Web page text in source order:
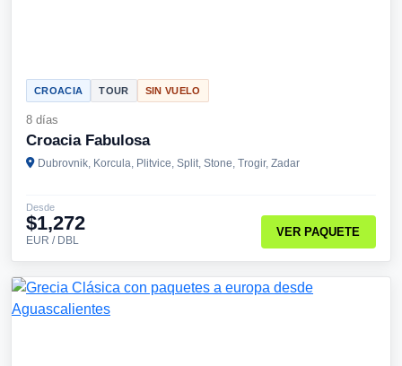
CROACIA TOUR SIN VUELO
8 días
Croacia Fabulosa
Dubrovnik, Korcula, Plitvice, Split, Stone, Trogir, Zadar
Desde
$1,272
EUR / DBL
VER PAQUETE